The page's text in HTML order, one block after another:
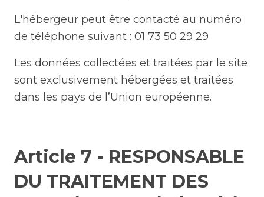
L'hébergeur peut être contacté au numéro
de téléphone suivant : 01 73 50 29 29
Les données collectées et traitées par le site
sont exclusivement hébergées et traitées
dans les pays de l’Union européenne.
Article 7 - RESPONSABLE
DU TRAITEMENT DES